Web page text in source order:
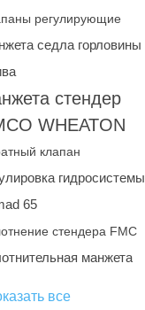
регулирующие
седла горловины
стендер
WHEATON
клапан
гидросистемы
65
стендера FMC
манжета
все